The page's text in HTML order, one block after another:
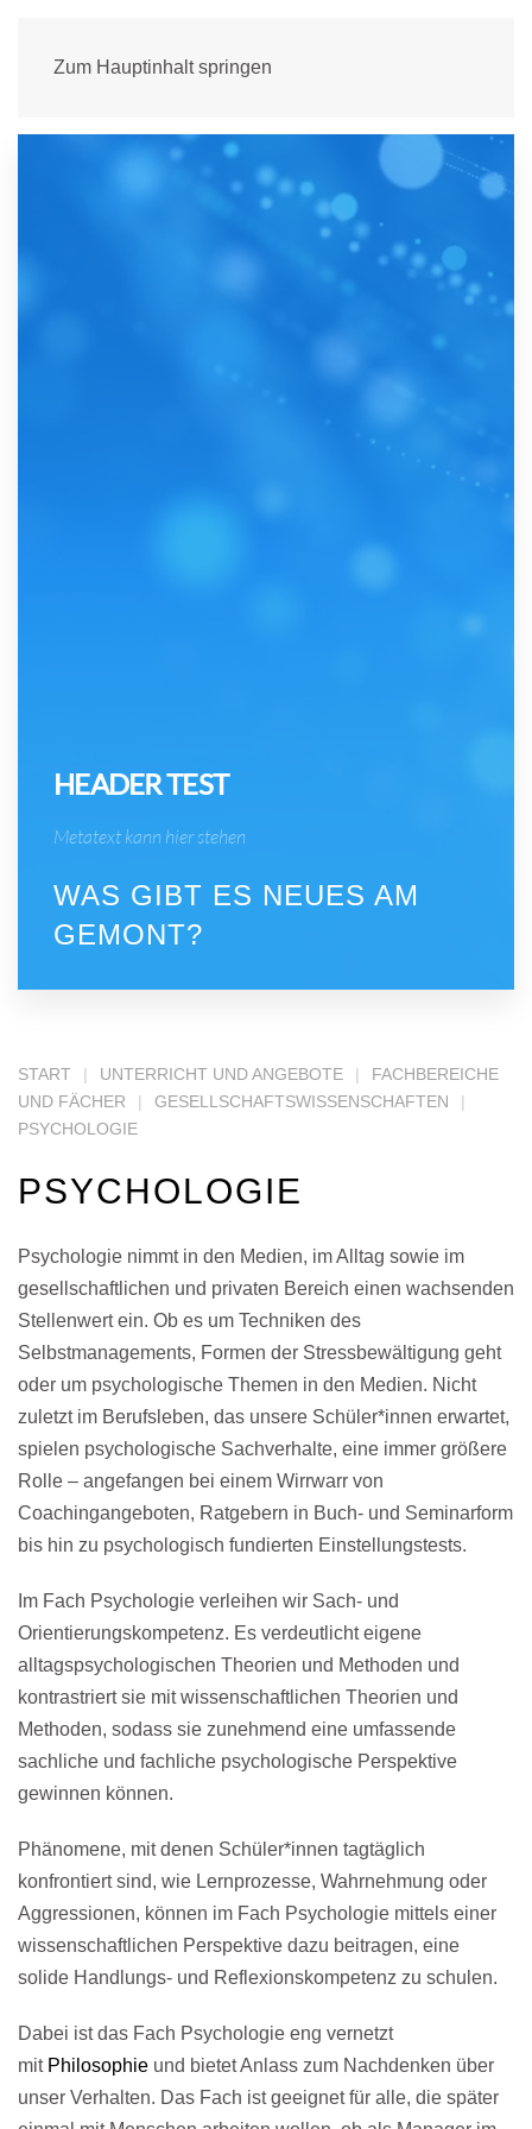
Zum Hauptinhalt springen
HEADER TEST
Metatext kann hier stehen
WAS GIBT ES NEUES AM
GEMONT?
START UNTERRICHT UND ANGEBOTE
FACHBEREICHE
UND FÄCHER
GESELLSCHAFTSWISSENSCHAFTEN
PSYCHOLOGIE
PSYCHOLOGIE
Psychologie nimmt in den Medien, im Alltag sowie im
gesellschaftlichen und privaten Bereich einen wachsenden
Stellenwert ein. Ob es um Techniken des
Selbstmanagements, Formen der Stressbewältigung geht
oder um psychologische Themen in den Medien. Nicht
zuletzt im Berufsleben, das unsere Schüler*innen erwartet,
spielen psychologische Sachverhalte, eine immer größere
Rolle – angefangen bei einem Wirrwarr von
Coachingangeboten, Ratgebern in Buch- und Seminarform
bis hin zu psychologisch fundierten Einstellungstests.
Im Fach Psychologie verleihen wir Sach- und
Orientierungskompetenz. Es verdeutlicht eigene
alltagspsychologischen Theorien und Methoden und
kontrastriert sie mit wissenschaftlichen Theorien und
Methoden, sodass sie zunehmend eine umfassende
sachliche und fachliche psychologische Perspektive
gewinnen können.
Phänomene, mit denen Schüler*innen tagtäglich
konfrontiert sind, wie Lernprozesse, Wahrnehmung oder
Aggressionen, können im Fach Psychologie mittels einer
wissenschaftlichen Perspektive dazu beitragen, eine
solide Handlungs- und Reflexionskompetenz zu schulen.
Dabei ist das Fach Psychologie eng vernetzt
mit Philosophie und bietet Anlass zum Nachdenken über
unser Verhalten. Das Fach ist geeignet für alle, die später